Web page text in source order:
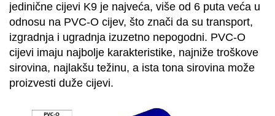
jedinične cijevi K9 je najveća, više od 6 puta veća u
odnosu na PVC-O cijev, što znači da su transport,
izgradnja i ugradnja izuzetno nepogodni. PVC-O
cijevi imaju najbolje karakteristike, najniže troškove
sirovina, najlakšu težinu, a ista tona sirovina može
proizvesti duže cijevi.